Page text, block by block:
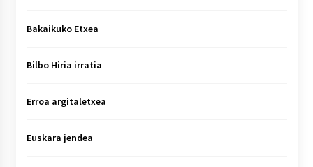
Bakaikuko Etxea
Bilbo Hiria irratia
Erroa argitaletxea
Euskara jendea